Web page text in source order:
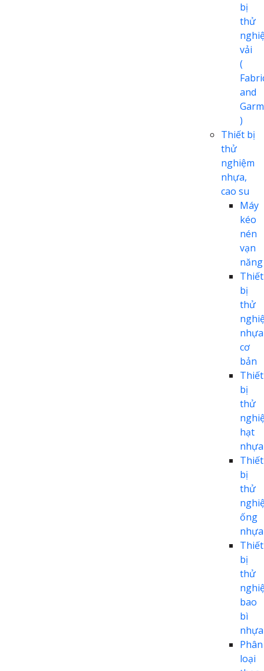
bị
thử
vải
(
and
)
Thiết bị
thử
nghiệm
nhựa,
cao su
Máy
kéo
nén
vạn
năng
Thiết
bị
thử
nhựa
cơ
bản
Thiết
bị
thử
hạt
nhựa
Thiết
bị
thử
ống
nhựa
Thiết
bị
thử
bao
bì
nhựa
Phân
loại